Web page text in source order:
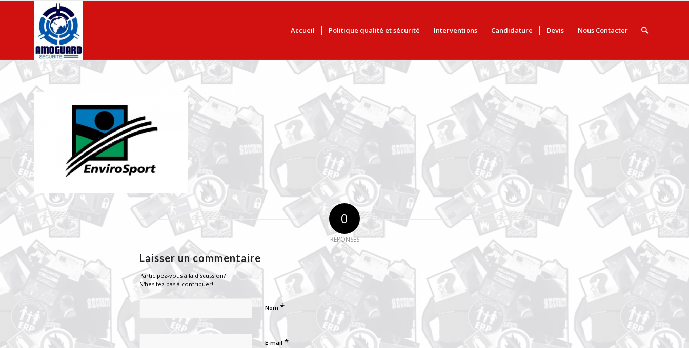
Accueil Politique qualité et sécurité Interventions Candidature Devis Nous Contacter
0
RÉPONSES
Laisser un commentaire
Participez-vous à la discussion?
N'hésitez pas à contribuer!
Nom *
E-mail*